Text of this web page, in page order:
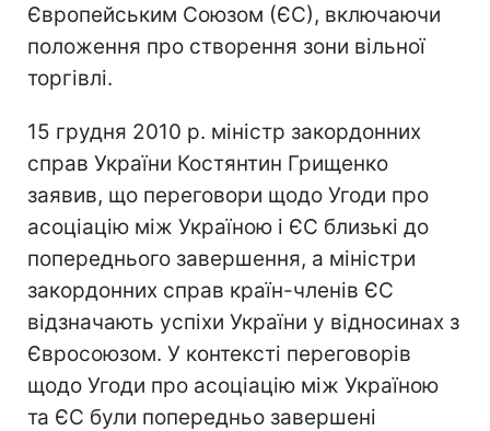
Європейським Союзом (ЄС), включаючи
положення про створення зони вільної
торгівлі.
15 грудня 2010 р. міністр закордонних
справ України Костянтин Грищенко
заявив, що переговори щодо Угоди про
асоціацію між Україною і ЄС близькі до
попереднього завершення, а міністри
закордонних справ країн-членів ЄС
відзначають успіхи України у відносинах з
Євросоюзом. У контексті переговорів
щодо Угоди про асоціацію між Україною
та ЄС були попередньо завершені